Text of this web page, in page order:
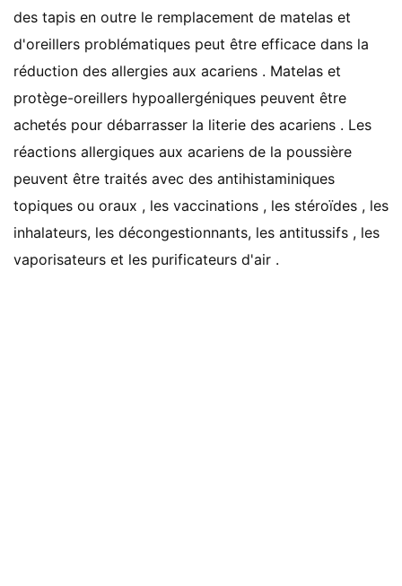
des tapis en outre le remplacement de matelas et
d'oreillers problématiques peut être efficace dans la
réduction des allergies aux acariens . Matelas et
protège-oreillers hypoallergéniques peuvent être
achetés pour débarrasser la literie des acariens . Les
réactions allergiques aux acariens de la poussière
peuvent être traités avec des antihistaminiques
topiques ou oraux , les vaccinations , les stéroïdes , les
inhalateurs, les décongestionnants, les antitussifs , les
vaporisateurs et les purificateurs d'air .